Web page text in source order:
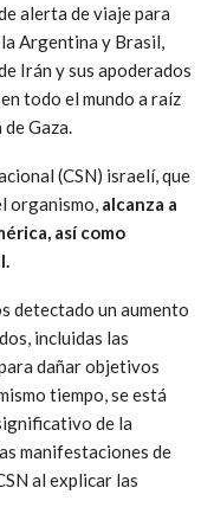
alerta de viaje para
Argentina y Brasil,
Irán y sus apoderados
todo el mundo a raíz
Gaza.
(CSN) israelí, que
organismo, alcanza a
así como
detectado un aumento
incluidas las
dañar objetivos
tiempo, se está
de la
manifestaciones de
al explicar las